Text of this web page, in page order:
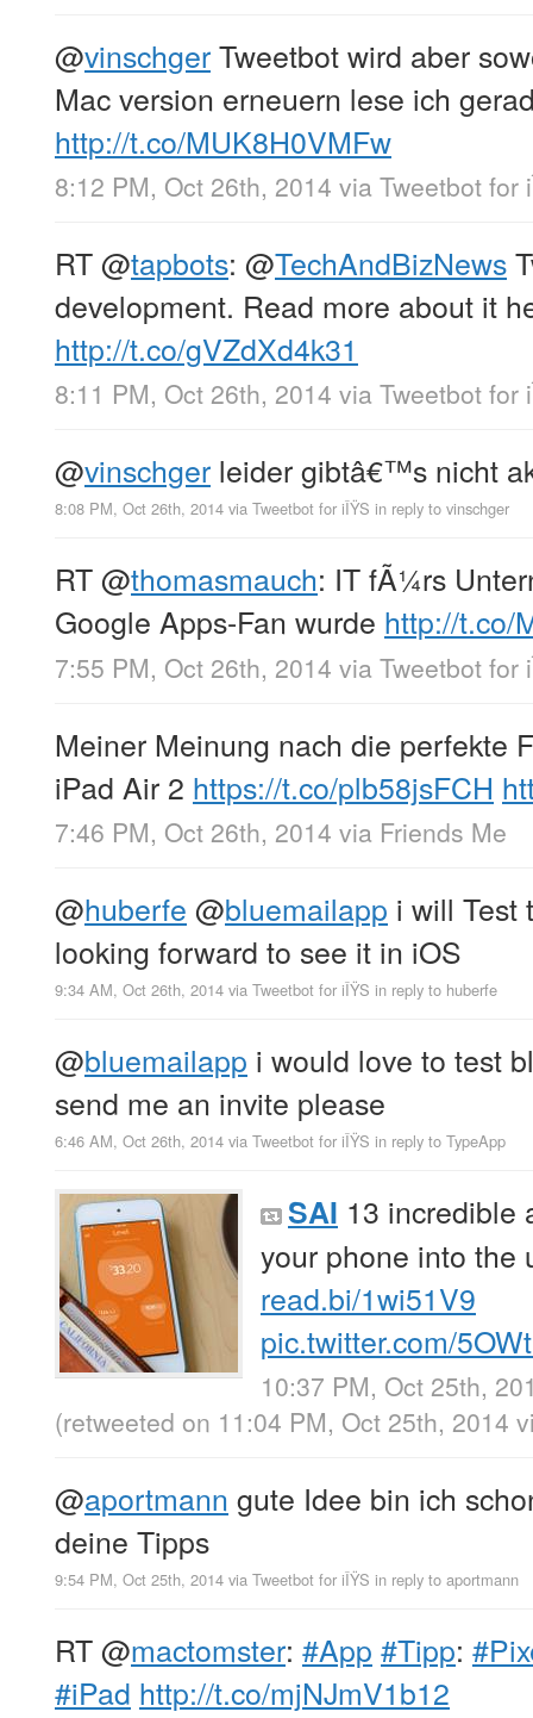
@vinschgerTweetbot wird aber
Mac version erneuern lese ich
http://t.co/MUK8H0VMFw
8:12 PM, Oct 26th, 2014 via Tweetbot for
RT@tapbots: @TechAndBizNews
development. Read more about it
http://t.co/gVZdXd4k31
8:11 PM, Oct 26th, 2014 via Tweetbot for
@vinschger leider gibtâ€™s nicht
8:08 PM, Oct 26th, 2014 via Tweetbot for iÎŸS in reply to vinschger
RT@thomasmauch: IT fÃ¼rs
Google Apps-Fan wurde http://t.co/
7:55 PM, Oct 26th, 2014 via Tweetbot for
Meiner Meinung nach die perfekte
iPad Air 2 https://t.co/plb58jsFCH
7:46 PM, Oct 26th, 2014 via Friends Me
@huberfe @bluemailapp i will Test
looking forward to see it in iOS
9:34 AM, Oct 26th, 2014 via Tweetbot for iÎŸS in reply to huberfe
@bluemailapp i would love to test
send me an invite please
6:46 AM, Oct 26th, 2014 via Tweetbot for iÎŸS in reply to TypeApp
SAI 13 incredible
your phone into the
read.bi/1wi51V9
pic.twitter.com/
10:37 PM, Oct 25th,
(retweeted on 11:04 PM, Oct 25th, 2014
@aportmann gute Idee bin ich
deine Tipps
9:54 PM, Oct 25th, 2014 via Tweetbot for iÎŸS in reply to aportmann
RT@mactomster: #App #Tipp:
#iPad http://t.co/mjNJmV1b12